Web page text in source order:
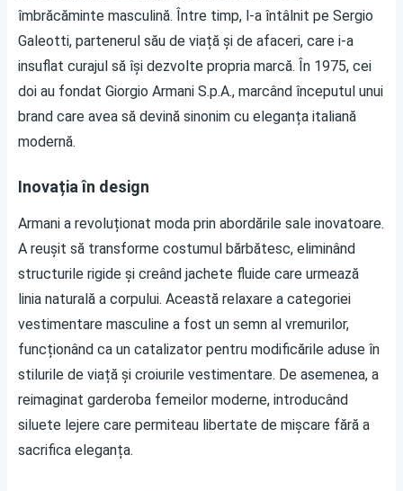
îmbrăcăminte masculină. Între timp, l-a întâlnit pe Sergio
Galeotti, partenerul său de viață și de afaceri, care i-a
insuflat curajul să își dezvolte propria marcă. În 1975, cei
doi au fondat Giorgio Armani S.p.A., marcând începutul unui
brand care avea să devină sinonim cu eleganța italiană
modernă.
Inovația în design
Armani a revoluționat moda prin abordările sale inovatoare.
A reușit să transforme costumul bărbătesc, eliminând
structurile rigide și creând jachete fluide care urmează
linia naturală a corpului. Această relaxare a categoriei
vestimentare masculine a fost un semn al vremurilor,
funcționând ca un catalizator pentru modificările aduse în
stilurile de viață și croiurile vestimentare. De asemenea, a
reimaginat garderoba femeilor moderne, introducând
siluete lejere care permiteau libertate de mișcare fără a
sacrifica eleganța.